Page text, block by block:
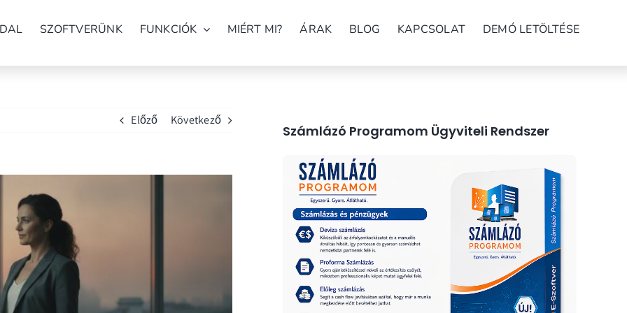
SZOFTVERÜNK FUNKCIÓK MIÉRT MI? ÁRAK BLOG KAPCSOLAT DEMÓ LETÖLTÉSE
Előző Következő
Számlázó Programom Ügyviteli Rendszer